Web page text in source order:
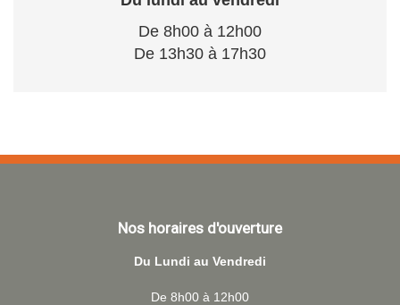
De 8h00 à 12h00
De 13h30 à 17h30
Nos horaires d'ouverture
Du Lundi au Vendredi
De 8h00 à 12h00